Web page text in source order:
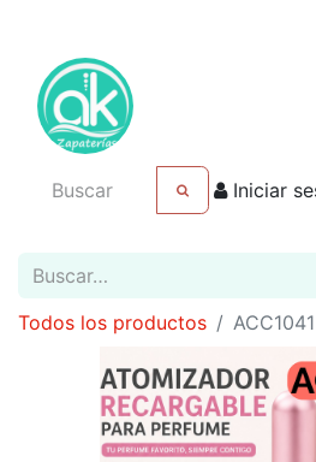
Iniciar
Todos los productos ACC1041